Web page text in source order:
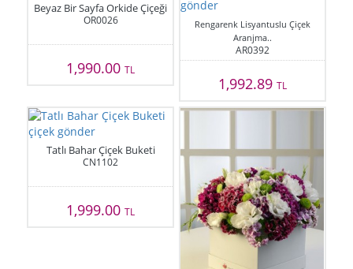
Beyaz Bir Sayfa Orkide Çiçeği
OR0026
1,990.00TL
Rengarenk Lisyantuslu Çiçek
Aranjma..
AR0392
1,992.89 TL
Tatlı Bahar Çiçek Buketi
CN1102
1,999.00TL